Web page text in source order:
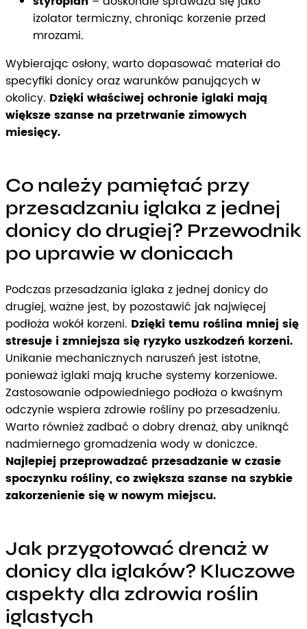
izolator termiczny, chroniąc korzenie przed
mrozami.
Wybierając osłony, warto dopasować materiał do
specyfiki donicy oraz warunków panujących w
okolicy. Dzięki właściwej ochronie iglaki mają
większe szanse na przetrwanie zimowych
miesięcy.
Co należy pamiętać przy
przesadzaniu iglaka z jednej
donicy do drugiej? Przewodnik
po uprawie w donicach
Podczas przesadzania iglaka z jednej donicy do
drugiej, ważne jest, by pozostawić jak najwięcej
podłoża wokół korzeni. Dzięki temu roślina mniej się
stresuje i zmniejsza się ryzyko uszkodzeń korzeni.
Unikanie mechanicznych naruszeń jest istotne,
ponieważ iglaki mają kruche systemy korzeniowe.
Zastosowanie odpowiedniego podłoża o kwaśnym
odczynie wspiera zdrowie rośliny po przesadzeniu.
Warto również zadbać o dobry drenaż, aby uniknąć
nadmiernego gromadzenia wody w doniczce.
Najlepiej przeprowadzać przesadzanie w czasie
spoczynku rośliny, co zwiększa szanse na szybkie
zakorzenienie się w nowym miejscu.
Jak przygotować drenaż w
donicy dla iglaków? Kluczowe
aspekty dla zdrowia roślin
iglastych